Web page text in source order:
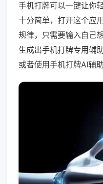
手机打牌可以一键让你
十分简单，打开这个应
规律，只需要输入自己
生成出手机打牌专用辅
或者使用手机打牌AI辅